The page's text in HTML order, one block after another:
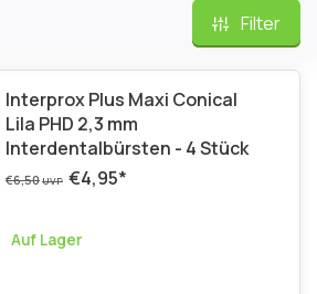
Filter
Interprox Plus Maxi Conical
Lila PHD 2,3 mm
Interdentalbürsten - 4 Stück
€6,50UVP €4,95*
Auf Lager